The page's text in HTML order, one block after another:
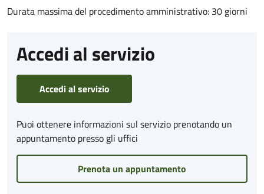
Durata massima del procedimento amministrativo: 30 giorni
Accedi al servizio
Accedi al servizio
Puoi ottenere informazioni sul servizio prenotando un
appuntamento presso gli uffici
Prenota un appuntamento